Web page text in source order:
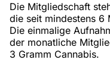
Die Mitgliedschaft
die seit mindestens 6
Die einmalige
der monatliche
3 Gramm Cannabis.